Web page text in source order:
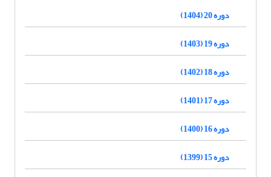
دوره 20 (1404)
دوره 19 (1403)
دوره 18 (1402)
دوره 17 (1401)
دوره 16 (1400)
دوره 15 (1399)